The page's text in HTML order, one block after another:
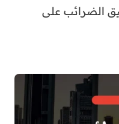
الضرائب على